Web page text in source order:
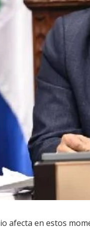
afecta en estos